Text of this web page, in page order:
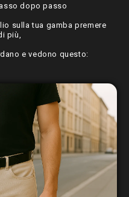
dopo passo
sulla tua gamba premere
più,
e vedono questo: